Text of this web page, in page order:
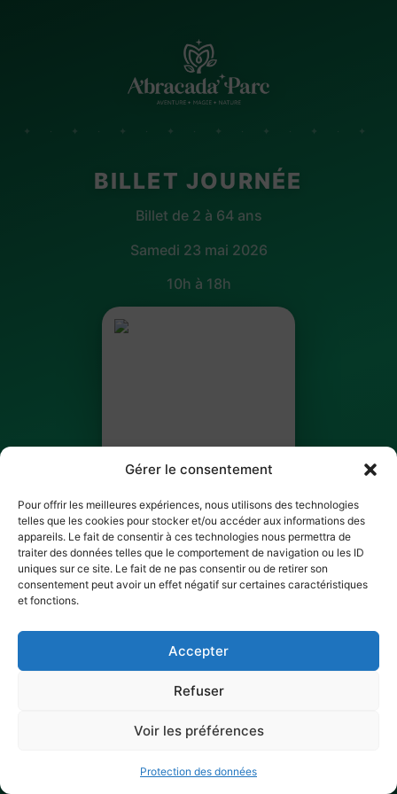
Gérer le consentement
Pour offrir les meilleures expériences, nous utilisons des technologies
telles que les cookies pour stocker et/ou accéder aux informations des
appareils. Le fait de consentir à ces technologies nous permettra de
traiter des données telles que le comportement de navigation ou les ID
uniques sur ce site. Le fait de ne pas consentir ou de retirer son
consentement peut avoir un effet négatif sur certaines caractéristiques
et fonctions.
Accepter
Refuser
Voir les préférences
Protection des données
✦ · ✦ · ✦ · ✦ · ✦ · ✦ · ✦ · ✦
BILLET JOURNÉE
Billet de 2 à 64 ans
Samedi 23 mai 2026
10h à 18h
Youma Ginestet
BILLET 1 SUR 3
✓ Ticket scanné